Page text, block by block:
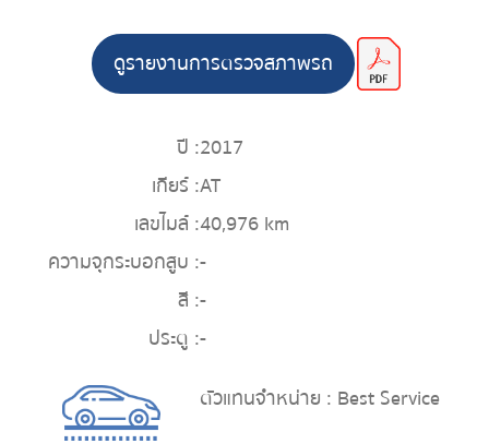
ดูรายงานการตรวจสภาพรถ
ปี :2017
เกียร์ :AT
เลขไมล์ :40,976 km
ความจุกระบอกสูบ :-
สี :-
ประตู :-
ตัวแทนจำหน่าย : Best Service